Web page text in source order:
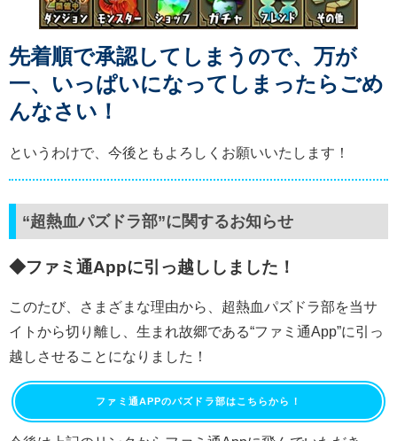
先着順で承認してしまうので、万が
一、いっぱいになってしまったらごめ
んなさい！
というわけで、今後ともよろしくお願いいたします！
“超熱血パズドラ部”に関するお知らせ
◆ファミ通Appに引っ越ししました！
このたび、さまざまな理由から、超熱血パズドラ部を当サ
イトから切り離し、生まれ故郷である“ファミ通App”に引っ
越しさせることになりました！
ファミ通APPのパズドラ部はこちらから！